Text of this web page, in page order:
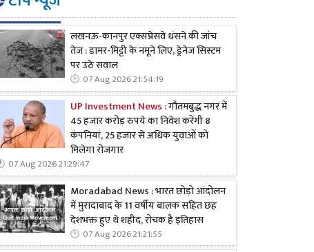
लखनऊ-कानपुर एक्सप्रेसवे धंसने की जांच
तेज : डामर-मिट्टी के नमूने लिए, ड्रेनेज सिस्टम
पर उठे सवाल
07 Aug 2026 21:54:19
UP Investment News :गौतमबुद्ध नगर में
45 हजार करोड़ रुपये का निवेश करेंगी 8
कंपनियां, 25 हजार से अधिक युवाओं को
मिलेगा रोजगार
07 Aug 2026 21:29:47
Moradabad News : भारत छोड़ो आंदोलन
में मुरादाबाद के 11 वर्षीय बालक सहित छह
देशभक्त हुए थे शहीद, रोचक है इतिहास
07 Aug 2026 21:21:55